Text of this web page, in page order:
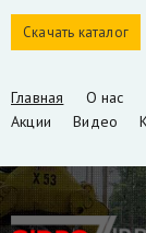
Скачать каталог
Главная О нас
Акции
Видео